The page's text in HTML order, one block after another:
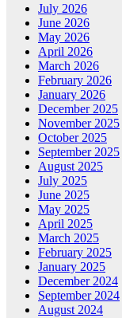
July 2026
June 2026
May 2026
April 2026
March 2026
February 2026
January 2026
December 2025
November 2025
October 2025
September 2025
August 2025
July 2025
June 2025
May 2025
April 2025
March 2025
February 2025
January 2025
December 2024
September 2024
August 2024